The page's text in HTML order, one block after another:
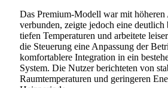
Das Premium-Modell war mit höheren
verbunden, zeigte jedoch eine deutlich
tiefen Temperaturen und arbeitete
die Steuerung eine Anpassung der
komfortablere Integration in ein
System. Die Nutzer berichteten von
Raumtemperaturen und geringeren